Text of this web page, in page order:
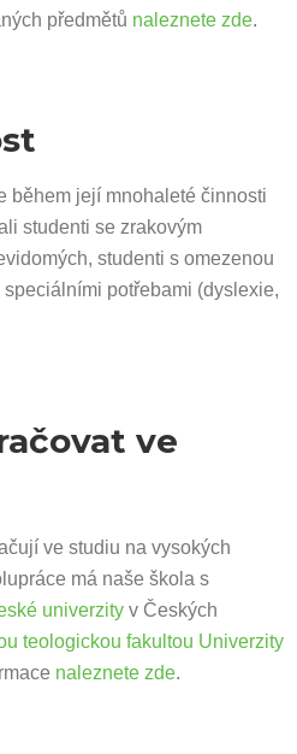
předmětů naleznete zde.
během její mnohaleté činnosti
studenti se zrakovým
studenti s omezenou
potřebami (dyslexie,
ve
ve studiu na vysokých
má naše škola s
univerzity v Českých
teologickou fakultou Univerzity
naleznete zde.